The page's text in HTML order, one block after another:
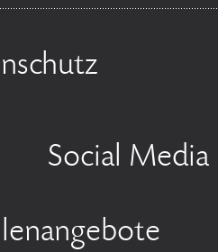
Social Media